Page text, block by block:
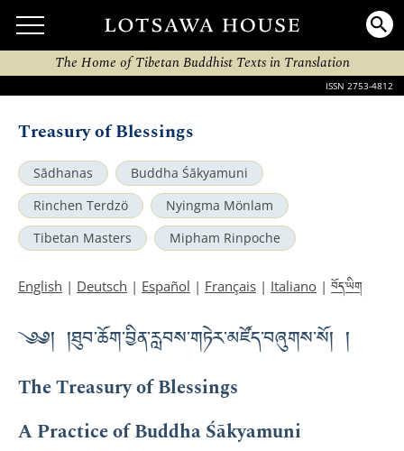
The Home of Tibetan Buddhist Texts in Translation
ISSN 2753-4812
Treasury of Blessings
Sādhanas
Buddha Śākyamuni
Rinchen Terdzö
Nyingma Mönlam
Tibetan Masters
Mipham Rinpoche
English | Deutsch | Español | Français | Italiano | བོད་ཡིག
༄༅། །ཐུབ་ཆོག་བྱིན་རླབས་གཏེར་མཛོད་བཞུགས་སོ། །
The Treasury of Blessings
A Practice of Buddha Śākyamuni